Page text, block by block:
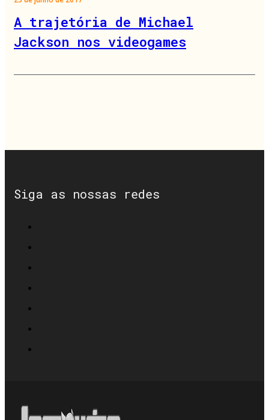
A trajetória de Michael
Jackson nos videogames
Siga as nossas redes